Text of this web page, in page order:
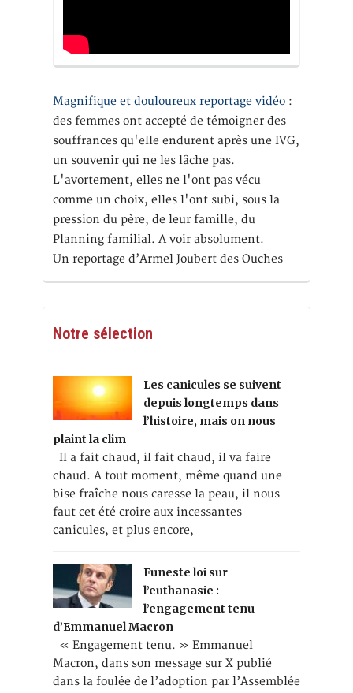
Magnifique et douloureux reportage vidéo :
des femmes ont accepté de témoigner des
souffrances qu'elle endurent après une IVG,
un souvenir qui ne les lâche pas.
L'avortement, elles ne l'ont pas vécu
comme un choix, elles l'ont subi, sous la
pression du père, de leur famille, du
Planning familial. A voir absolument.
Un reportage d’Armel Joubert des Ouches
Notre sélection
Les canicules se suivent
depuis longtemps dans
l’histoire, mais on nous
plaint la clim
Il a fait chaud, il fait chaud, il va faire
chaud. A tout moment, même quand une
bise fraîche nous caresse la peau, il nous
faut cet été croire aux incessantes
canicules, et plus encore,
Funeste loi sur
l’euthanasie :
l’engagement tenu
d’Emmanuel Macron
« Engagement tenu. » Emmanuel
Macron, dans son message sur X publié
dans la foulée de l’adoption par l’Assemblée